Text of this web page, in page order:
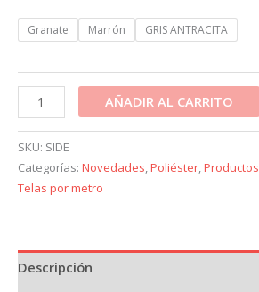
Granate Marrón GRIS ANTRACITA
AÑADIR AL CARRITO
SKU: SIDE
Categorías: Novedades,Poliéster,Productos
Telas por metro
Descripción